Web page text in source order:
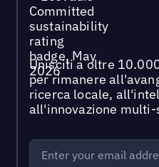
Unisciti a oltre
per rimanere
ricerca locale,
all'innovazione multi-